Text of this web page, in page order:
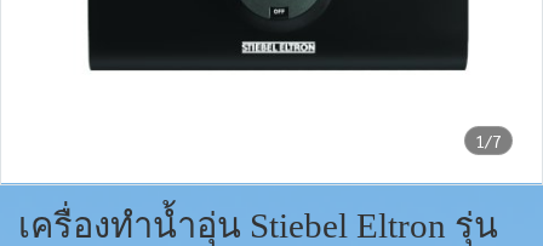
1/7
เครื่องทำน้ำอุ่น Stiebel Eltron รุ่น